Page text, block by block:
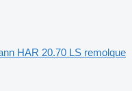
HAR 20.70 LS remolque